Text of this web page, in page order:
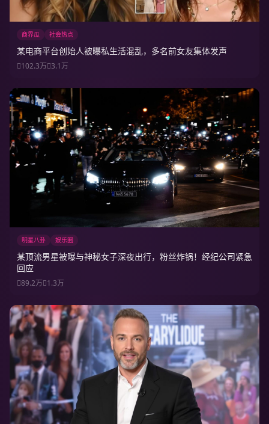
商界瓜 社会热点
某电商平台创始人被曝私生活混乱，多名前女友集体发声
102.3万 3.1万
明星八卦 娱乐圈
某顶流男星被曝与神秘女子深夜出行，粉丝炸锅！经纪公司紧急
回应
89.2万 1.3万